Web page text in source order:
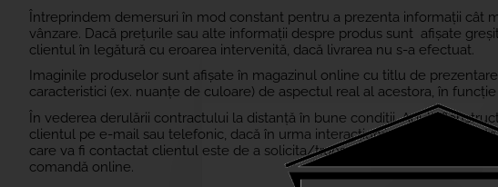
Întreprindem demersuri în mod constant pentru a prezenta informații cât
vânzare. Dacă prețurile sau alte informații despre produs sunt afișate
clientul în legătură cu eroarea intervenită, dacă livrarea nu s-a efectuat.
Imaginile produselor sunt afișate în magazinul online cu titlu de
caracteristici (ex. nuanțe de culoare) de aspectul real al acestora, în
În vederea derulării contractului la distanță în bune conditii, Adult
clientul pe e-mail sau telefonic, dacă în urma interacțiunii cu site-ul,
care va fi contactat clientul este de a solicita/transmite, în mod expres,
comandă online.